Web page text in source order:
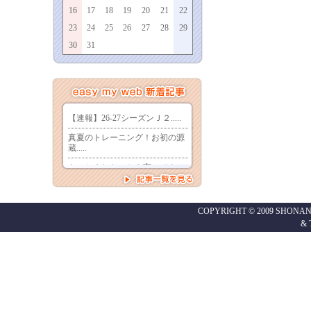
16
17 18 19 20 21
22
23
24 25 26 27 28
29
30
31
COPYRIGHT © 2009
&